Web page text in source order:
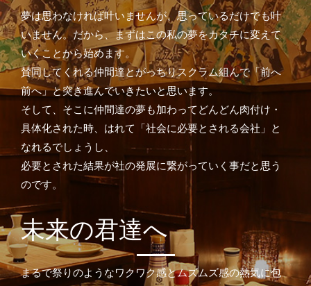
夢は思わなければ叶いませんが、思っているだけでも叶
いません。だから、まずはこの私の夢をカタチに変えて
いくことから始めます。
賛同してくれる仲間達とがっちりスクラム組んで「前へ
前へ」と突き進んでいきたいと思います。
そして、そこに仲間達の夢も加わってどんどん肉付け・
具体化された時、はれて「社会に必要とされる会社」と
なれるでしょうし、
必要とされた結果が社の発展に繋がっていく事だと思う
のです。
未来の君達へ
まるで祭りのようなワクワク感とムズムズ感の熱気に包